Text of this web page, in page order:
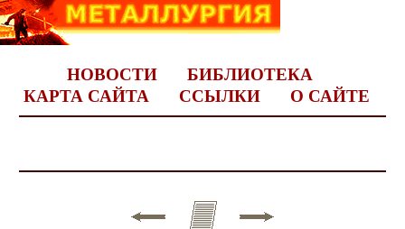
НОВОСТИ
БИБЛИОТЕКА
КАРТА САЙТА
ССЫЛКИ О САЙТЕ